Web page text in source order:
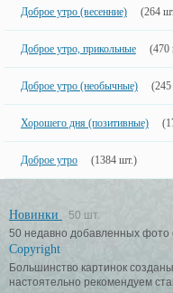
Доброе утро (весенние) (264
Доброе утро, прикольные (470
Доброе утро (необычные)
Хорошего дня (позитивные)
Доброе утро (1384 шт.)
Новинки
50 шт.
50 недавно добавленных фото
Copyright
Большинство картинок
настоятельно рекомендуем